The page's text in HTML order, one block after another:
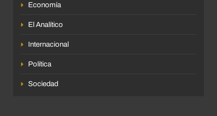
Economía
El Analítico
Internacional
Política
Sociedad